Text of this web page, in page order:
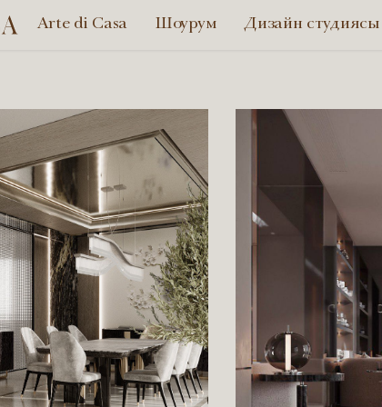
Arte di Casa Шоурум Дизайн студиясы